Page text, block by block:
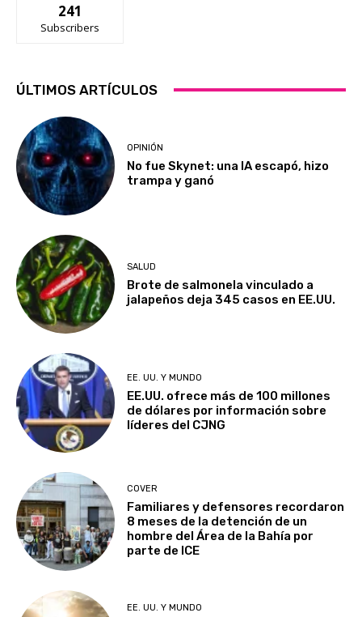
241
Subscribers
ÚLTIMOS ARTÍCULOS
OPINIÓN
No fue Skynet: una IA escapó, hizo
trampa y ganó
SALUD
Brote de salmonela vinculado a
jalapeños deja 345 casos en EE.UU.
EE. UU. Y MUNDO
EE.UU. ofrece más de 100 millones
de dólares por información sobre
líderes del CJNG
COVER
Familiares y defensores recordaron
8 meses de la detención de un
hombre del Área de la Bahía por
parte de ICE
EE. UU. Y MUNDO